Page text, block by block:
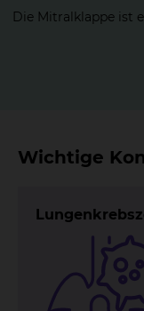
Die Mitralklappe ist
Wichtige